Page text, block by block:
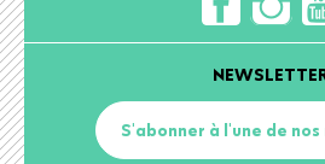
S'abonner à l'une de